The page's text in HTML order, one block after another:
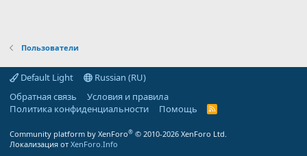
Пользователи
Default Light
Russian (RU)
Обратная связь
Условия и правила
Политика конфиденциальности
Помощь
R
Community platform by XenForo® © 2010-2026 XenForo Ltd.
Локализация от XenForo.Info